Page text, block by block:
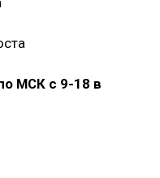
МСК с 9-18 в